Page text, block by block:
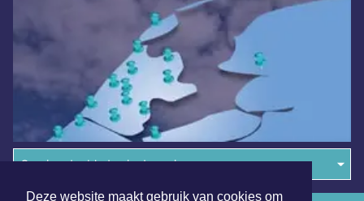
Deze website maakt gebruik van cookies om
Overige dagbladen in de regio